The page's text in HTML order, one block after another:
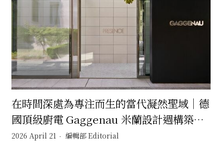
在時間深處為專注而生的當代凝然聖域｜德
國頂級廚電 Gaggenau 米蘭設計週構築一
座回應時代的靜默之境
2026 April 21 編輯部 Editorial